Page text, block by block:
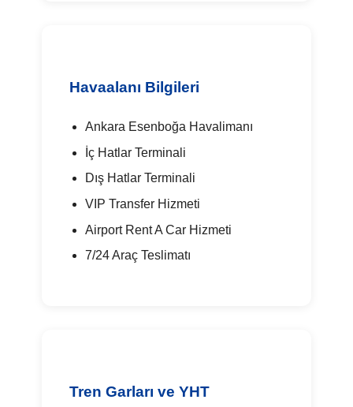
Havaalanı Bilgileri
Ankara Esenboğa Havalimanı
İç Hatlar Terminali
Dış Hatlar Terminali
VIP Transfer Hizmeti
Airport Rent A Car Hizmeti
7/24 Araç Teslimatı
Tren Garları ve YHT